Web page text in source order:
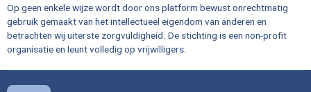
Op geen enkele wijze wordt door ons platform bewust onrechtmatig
gebruik gemaakt van het intellectueel eigendom van anderen en
betrachten wij uiterste zorgvuldigheid. De stichting is een non-profit
organisatie en leunt volledig op vrijwilligers.